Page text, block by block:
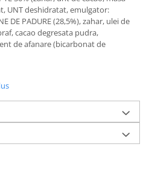
UNT deshidratat, emulgator:
DE PADURE (28,5%), zahar, ulei de
cacao degresata pudra,
de afanare (bicarbonat de